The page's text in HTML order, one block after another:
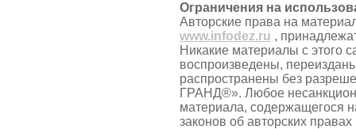
Ограничения на
Авторские права на
www.infodez.ru ,
Никакие материалы с этого
воспроизведены,
распространены без
ГРАНД®». Любое
материала, содержащегося
законов об авторских